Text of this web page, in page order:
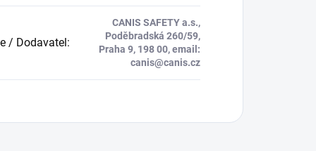
/ Dodavatel:
CANIS SAFETY a.s.,
Poděbradská 260/59,
Praha 9, 198 00, email:
canis@canis.cz